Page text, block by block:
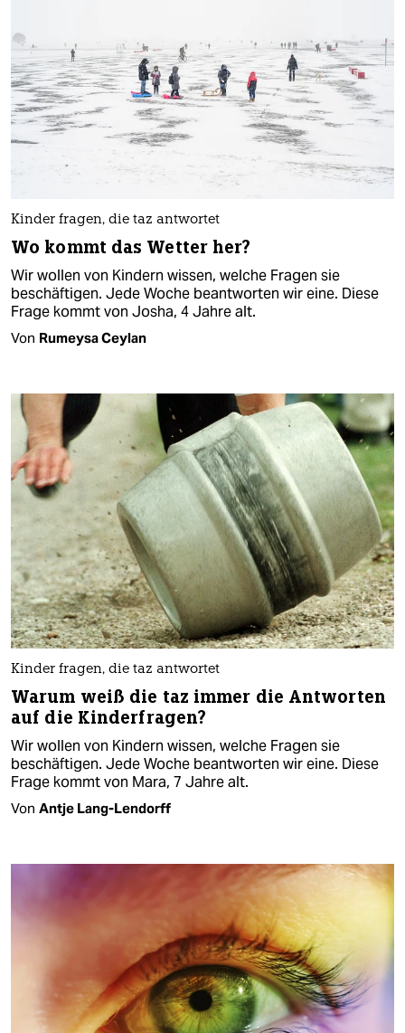
Kinder fragen, die taz antwortet
Wo kommt das Wetter her?
Wir wollen von Kindern wissen, welche Fragen sie
beschäftigen. Jede Woche beantworten wir eine. Diese
Frage kommt von Josha, 4 Jahre alt.
Von Rumeysa Ceylan
Kinder fragen, die taz antwortet
Warum weiß die taz immer die Antworten
auf die Kinderfragen?
Wir wollen von Kindern wissen, welche Fragen sie
beschäftigen. Jede Woche beantworten wir eine. Diese
Frage kommt von Mara, 7 Jahre alt.
Von Antje Lang-Lendorff